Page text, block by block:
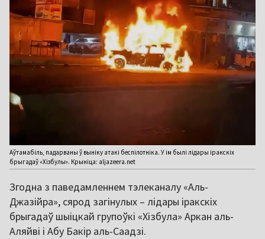
Аўтамабіль, падарваны ў выніку атакі беспілотніка. У ім былі лідары іракскіх
брыгадаў «Хізбулы». Крыніца: aljazeera.net
Згодна з паведамленнем тэлеканалу «Аль-
Джазійра», сярод загінулых – лідары іракскіх
брыгадаў шыіцкай групоўкі «Хізбула» Аркан аль-
Аляйві і Абу Бакір аль-Саадзі.